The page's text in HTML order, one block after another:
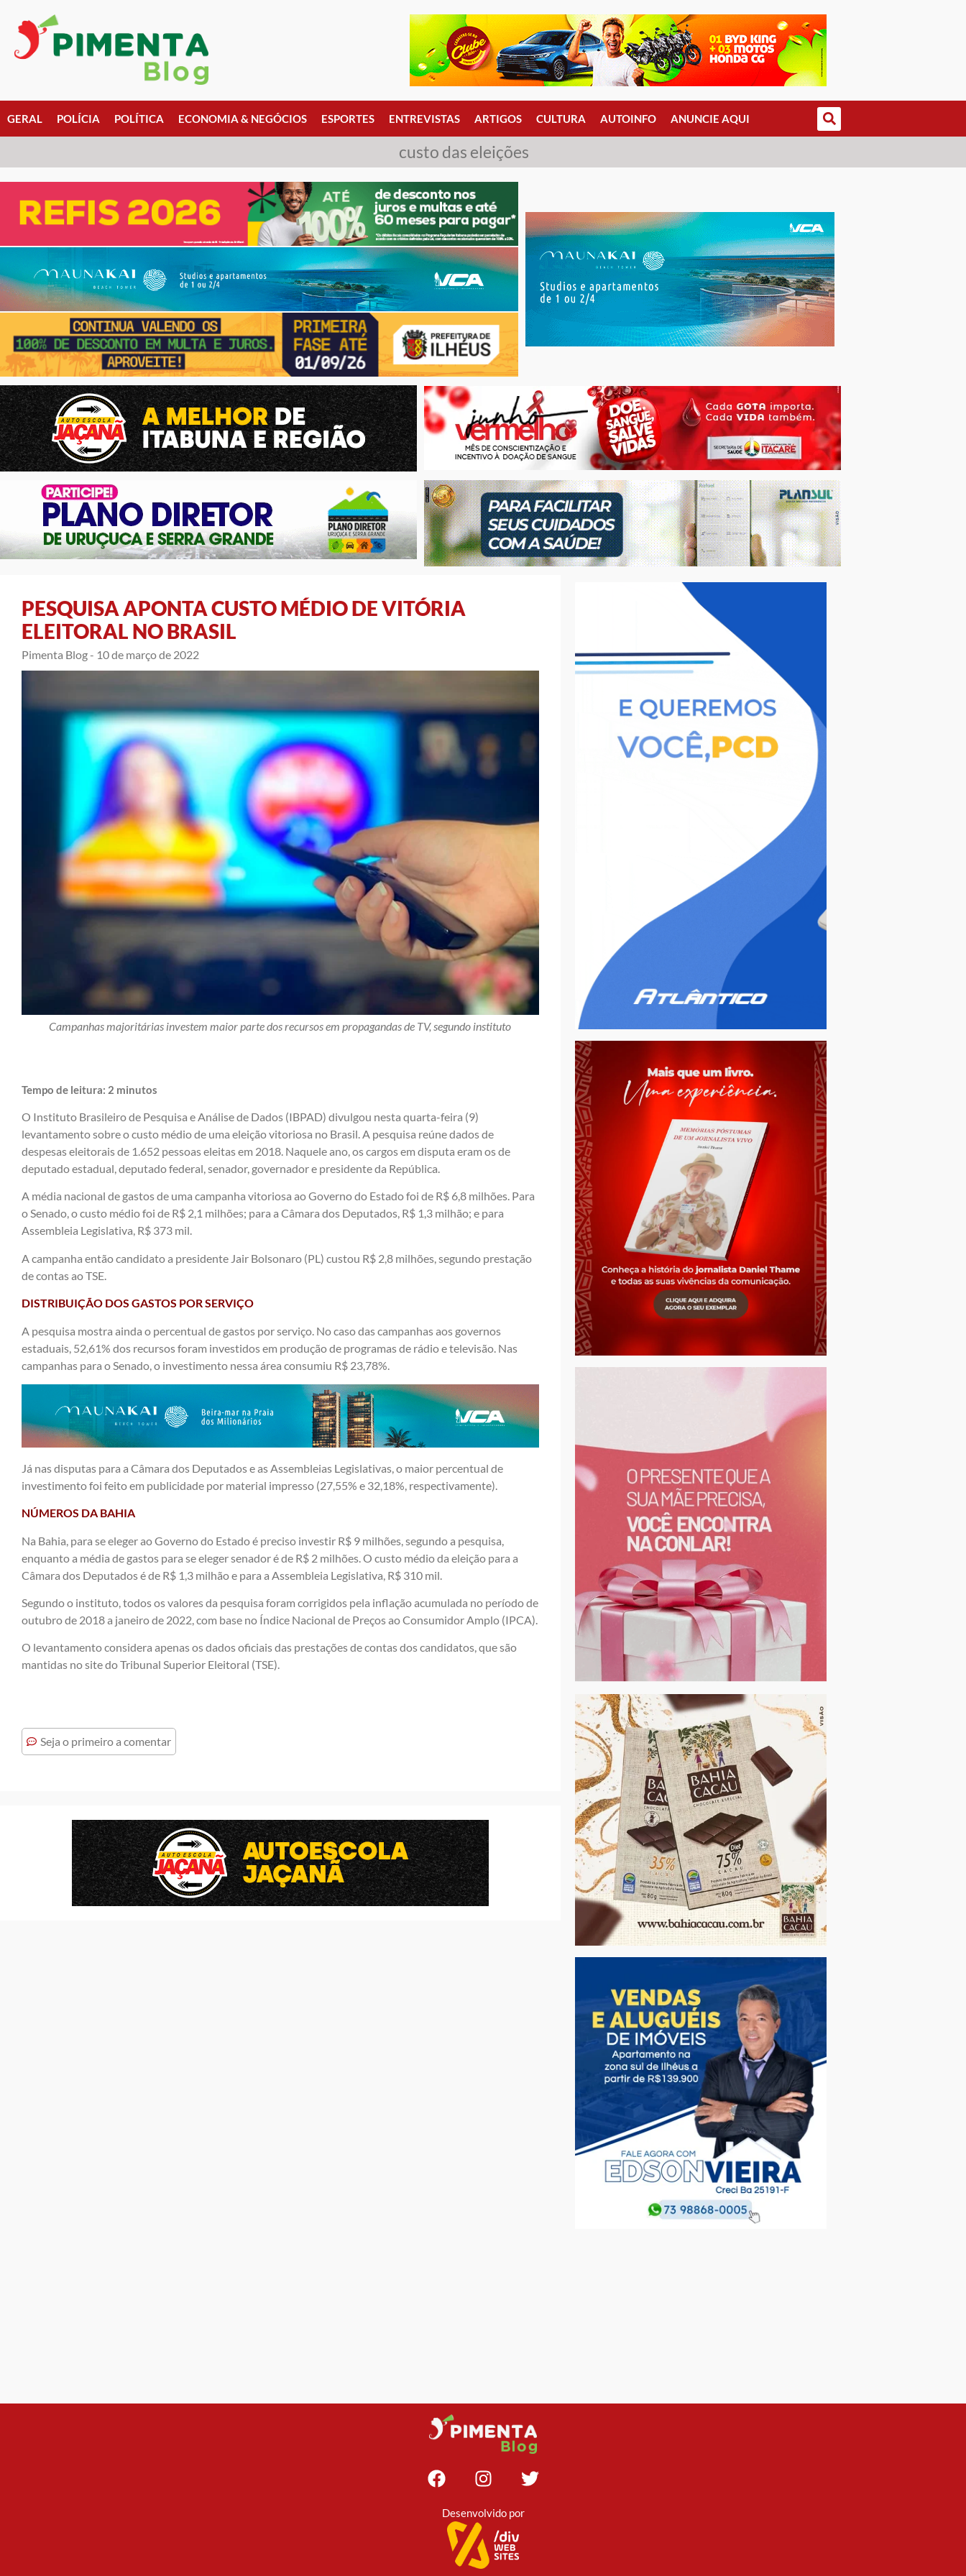
GERAL POLÍCIA POLÍTICA ECONOMIA & NEGÓCIOS ESPORTES ENTREVISTAS ARTIGOS CULTURA AUTOINFO ANUNCIE AQUI
custo das eleições
PESQUISA APONTA CUSTO MÉDIO DE VITÓRIA
ELEITORAL NO BRASIL
Pimenta Blog - 10 de março de 2022
Campanhas majoritárias investem maior parte dos recursos em propagandas de TV, segundo instituto
Tempo de leitura: 2 minutos
O Instituto Brasileiro de Pesquisa e Análise de Dados (IBPAD) divulgou nesta quarta-feira (9)
levantamento sobre o custo médio de uma eleição vitoriosa no Brasil. A pesquisa reúne dados de
despesas eleitorais de 1.652 pessoas eleitas em 2018. Naquele ano, os cargos em disputa eram os de
deputado estadual, deputado federal, senador, governador e presidente da República.
A média nacional de gastos de uma campanha vitoriosa ao Governo do Estado foi de R$ 6,8 milhões. Para
o Senado, o custo médio foi de R$ 2,1 milhões; para a Câmara dos Deputados, R$ 1,3 milhão; e para
Assembleia Legislativa, R$ 373 mil.
A campanha então candidato a presidente Jair Bolsonaro (PL) custou R$ 2,8 milhões, segundo prestação
de contas ao TSE.
DISTRIBUIÇÃO DOS GASTOS POR SERVIÇO
A pesquisa mostra ainda o percentual de gastos por serviço. No caso das campanhas aos governos
estaduais, 52,61% dos recursos foram investidos em produção de programas de rádio e televisão. Nas
campanhas para o Senado, o investimento nessa área consumiu R$ 23,78%.
Já nas disputas para a Câmara dos Deputados e as Assembleias Legislativas, o maior percentual de
investimento foi feito em publicidade por material impresso (27,55% e 32,18%, respectivamente).
NÚMEROS DA BAHIA
Na Bahia, para se eleger ao Governo do Estado é preciso investir R$ 9 milhões, segundo a pesquisa,
enquanto a média de gastos para se eleger senador é de R$ 2 milhões. O custo médio da eleição para a
Câmara dos Deputados é de R$ 1,3 milhão e para a Assembleia Legislativa, R$ 310 mil.
Segundo o instituto, todos os valores da pesquisa foram corrigidos pela inflação acumulada no período de
outubro de 2018 a janeiro de 2022, com base no Índice Nacional de Preços ao Consumidor Amplo (IPCA).
O levantamento considera apenas os dados oficiais das prestações de contas dos candidatos, que são
mantidas no site do Tribunal Superior Eleitoral (TSE).
Seja o primeiro a comentar
Desenvolvido por